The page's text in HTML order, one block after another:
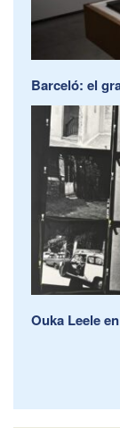
Barceló: el
Ouka Leele